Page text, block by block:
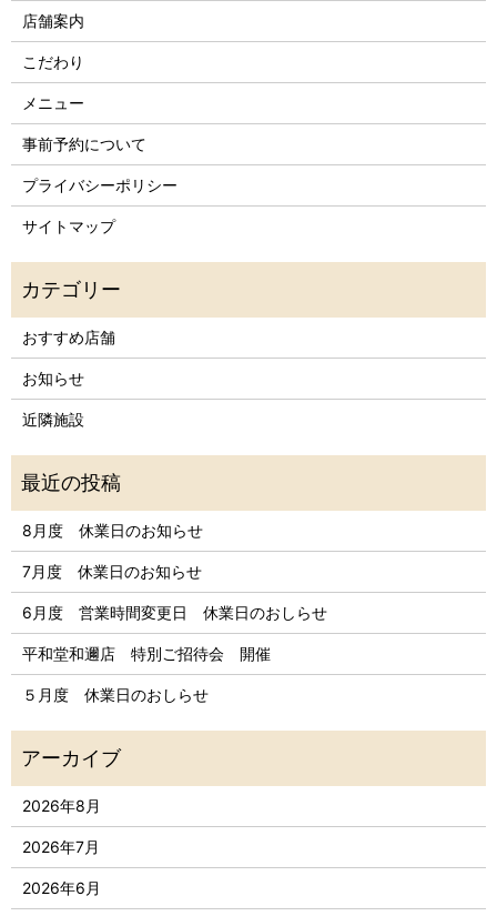
店舗案内
こだわり
メニュー
事前予約について
プライバシーポリシー
サイトマップ
おすすめ店舗
お知らせ
近隣施設
8月度 休業日のお知らせ
7月度 休業日のお知らせ
6月度 営業時間変更日 休業日のおしらせ
平和堂和邇店 特別ご招待会 開催
５月度 休業日のおしらせ
2026年8月
2026年7月
2026年6月